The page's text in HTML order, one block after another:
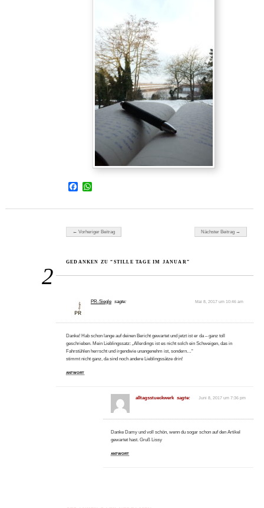
Facebook
WhatsApp
Beitragsnavigation
← Vorheriger Beitrag Nächster Beitrag →
2
GEDANKEN ZU “STILLE TAGE IM JANUAR”
PR-Siegle sagte: Mai 8, 2017 um 10:46 am
Danke! Hab schon lange auf deinen Bericht gewartet und jetzt ist er da – ganz toll
geschrieben. Mein Lieblingssatz: „Allerdings ist es nicht solch ein Schweigen, das in
Fahrstühlen herrscht und irgendwie unangenehm ist, sondern…“
stimmt nicht ganz, da sind noch andere Lieblingssätze drin!
ANTWORT
alltagsstueckwerk sagte: Juni 8, 2017 um 7:36 pm
Danke Damy und voll schön, wenn du sogar schon auf den Artikel
gewartet hast. Gruß Lissy
ANTWORT